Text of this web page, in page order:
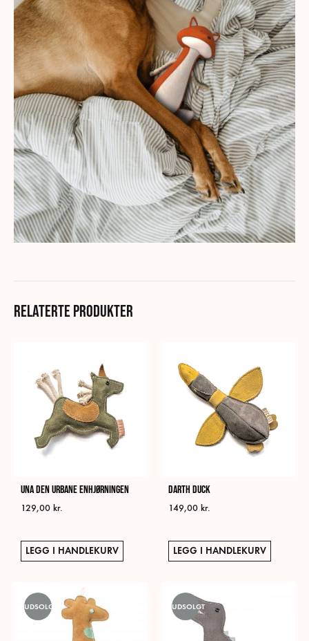
Relaterte produkter
Una den urbane enhjørningen
129,00 kr.
LEGG I HANDLEKURV
Darth Duck
149,00 kr.
LEGG I HANDLEKURV
UDSOLGT UDSOLGT